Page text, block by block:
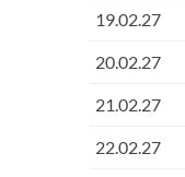
19.02.27
20.02.27
21.02.27
22.02.27